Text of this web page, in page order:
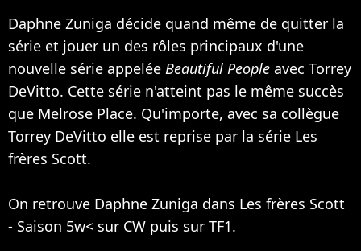
Daphne Zuniga décide quand même de quitter la
série et jouer un des rôles principaux d'une
nouvelle série appelée Beautiful People avec Torrey
DeVitto. Cette série n'atteint pas le même succès
que Melrose Place. Qu'importe, avec sa collègue
Torrey DeVitto elle est reprise par la série Les
frères Scott.
On retrouve Daphne Zuniga dans Les frères Scott
- Saison 5w< sur CW puis sur TF1.